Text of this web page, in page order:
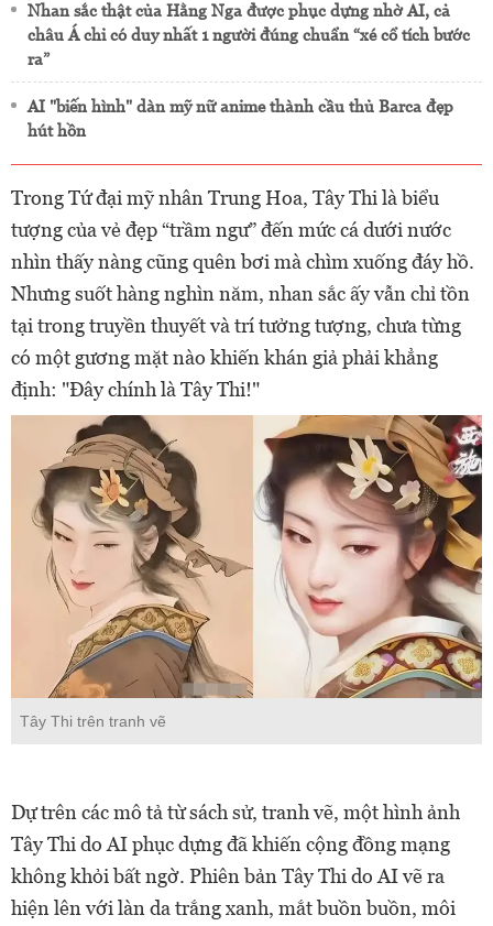
Nhan sắc thật của Hằng Nga được phục dựng nhờ AI, cả
châu Á chỉ có duy nhất 1 người đúng chuẩn “xé cổ tích bước
ra”
AI "biến hình" dàn mỹ nữ anime thành cầu thủ Barca đẹp
hút hồn
Trong Tứ đại mỹ nhân Trung Hoa, Tây Thi là biểu
tượng của vẻ đẹp “trầm ngư” đến mức cá dưới nước
nhìn thấy nàng cũng quên bơi mà chìm xuống đáy hồ.
Nhưng suốt hàng nghìn năm, nhan sắc ấy vẫn chỉ tồn
tại trong truyền thuyết và trí tưởng tượng, chưa từng
có một gương mặt nào khiến khán giả phải khẳng
định: "Đây chính là Tây Thi!"
Tây Thi trên tranh vẽ
Dự trên các mô tả từ sách sử, tranh vẽ, một hình ảnh
Tây Thi do AI phục dựng đã khiến cộng đồng mạng
không khỏi bất ngờ. Phiên bản Tây Thi do AI vẽ ra
hiện lên với làn da trắng xanh, mắt buồn buồn, môi